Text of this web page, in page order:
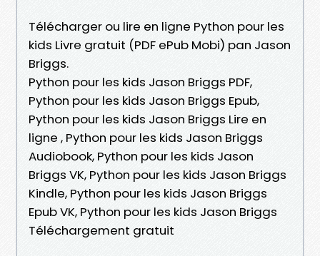
Télécharger ou lire en ligne Python pour les
kids Livre gratuit (PDF ePub Mobi) pan Jason
Briggs.
Python pour les kids Jason Briggs PDF,
Python pour les kids Jason Briggs Epub,
Python pour les kids Jason Briggs Lire en
ligne , Python pour les kids Jason Briggs
Audiobook, Python pour les kids Jason
Briggs VK, Python pour les kids Jason Briggs
Kindle, Python pour les kids Jason Briggs
Epub VK, Python pour les kids Jason Briggs
Téléchargement gratuit